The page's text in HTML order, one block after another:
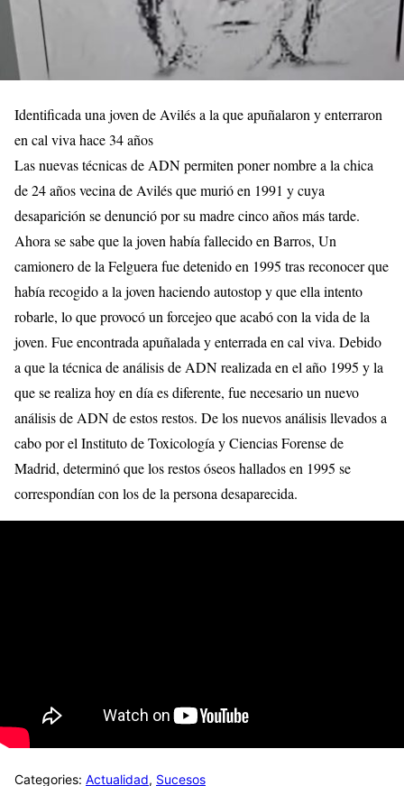
Identificada una joven de Avilés a la que apuñalaron y enterraron
en cal viva hace 34 años
Las nuevas técnicas de ADN permiten poner nombre a la chica
de 24 años vecina de Avilés que murió en 1991 y cuya
desaparición se denunció por su madre cinco años más tarde.
Ahora se sabe que la joven había fallecido en Barros, Un
camionero de la Felguera fue detenido en 1995 tras reconocer que
había recogido a la joven haciendo autostop y que ella intento
robarle, lo que provocó un forcejeo que acabó con la vida de la
joven. Fue encontrada apuñalada y enterrada en cal viva. Debido
a que la técnica de análisis de ADN realizada en el año 1995 y la
que se realiza hoy en día es diferente, fue necesario un nuevo
análisis de ADN de estos restos. De los nuevos análisis llevados a
cabo por el Instituto de Toxicología y Ciencias Forense de
Madrid, determinó que los restos óseos hallados en 1995 se
correspondían con los de la persona desaparecida.
Categories: Actualidad, Sucesos